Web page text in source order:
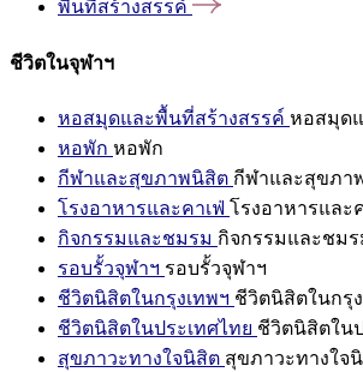
พื้นที่สร้างสรรค์
ชีวิตในจุฬาฯ
หอสมุดและพื้นที่สร้างสรรค์ หอสมุด
หอพัก หอพัก
กีฬาและสุขภาพนิสิต กีฬาและสุขภา
โรงอาหารและคาเฟ่ โรงอาหารและ
กิจกรรมและชมรม กิจกรรมและชมร
รอบรั้วจุฬาฯ รอบรั้วจุฬาฯ
ชีวิตนิสิตในกรุงเทพฯ ชีวิตนิสิตในกรุ
ชีวิตนิสิตในประเทศไทย ชีวิตนิสิตใน
สุขภาวะทางใจนิสิต สุขภาวะทางใจ